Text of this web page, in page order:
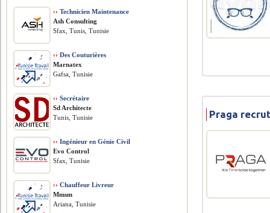
Praga
›› Technicien Maintenance
Ash Consulting
Sfax, Tunis, Tunisie
›› Des Couturières
Marnatex
Gafsa, Tunisie
›› Secrétaire
Sd Architecte
Tunis, Tunisie
›› Ingénieur en Génie Civil
Evo Control
Sfax, Tunisie
›› Chauffeur Livreur
Mmsm
Ariana, Tunisie